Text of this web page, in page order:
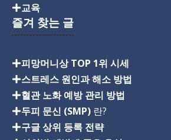
교육
즐겨 찾는 글
피망머니상 TOP 1위 시세
스트레스 원인과 해소 방법
혈관 노화 예방 관리 방법
두피 문신 (SMP) 란?
구글 상위 등록 전략